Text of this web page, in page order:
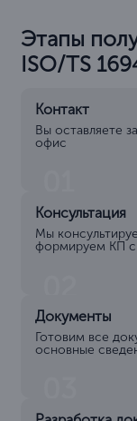
Этапы
ISO/TS
Контакт
Вы оставляете
офис
Консультация
Мы
формируем КП с
Документы
Готовим все
основные